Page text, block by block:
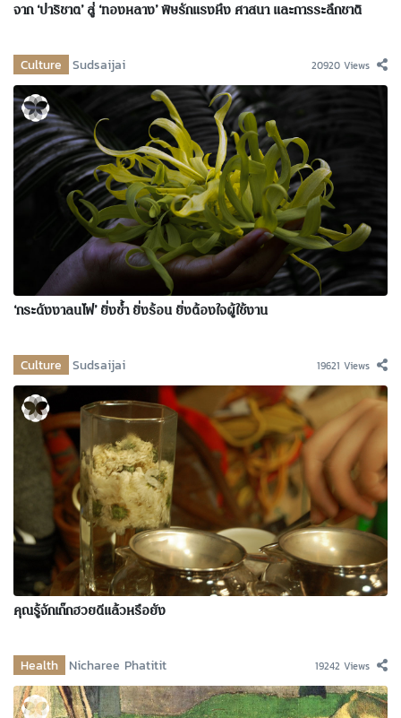
จาก ‘ปาริชาต’ สู่ ‘ทองหลาง’ พิษรักแรงหึง ศาสนา และการระลึกชาติ
Culture Sudsaijai 20920 Views
‘กระดังงาลนไฟ’ ยิ่งช้ำ ยิ่งร้อน ยิ่งต้องใจผู้ใช้งาน
Culture Sudsaijai 19621 Views
คุณรู้จักเก๊กฮวยดีแล้วหรือยัง
Health Nicharee Phatitit 19242 Views